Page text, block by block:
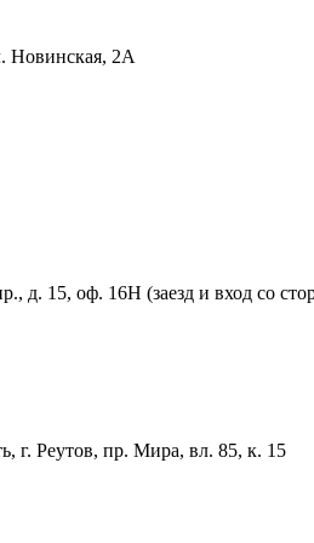
Новинская, 2А
д. 15, оф. 16Н (заезд и вход со
г. Реутов, пр. Мира, вл. 85, к. 15